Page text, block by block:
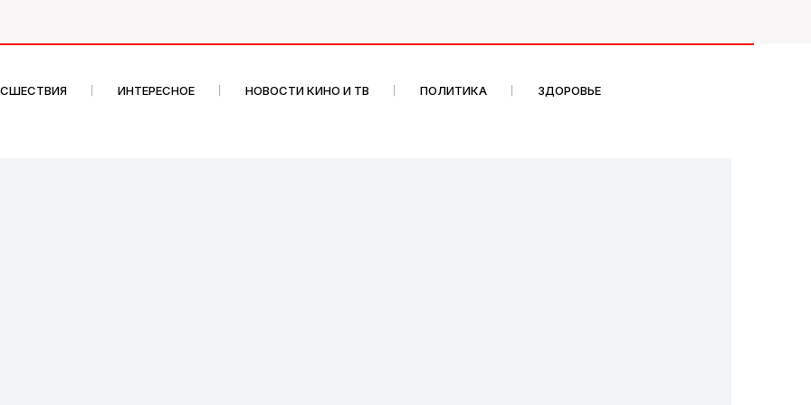
ИНТЕРЕСНОЕ НОВОСТИ КИНО И ТВ ПОЛИТИКА ЗДОРОВЬЕ